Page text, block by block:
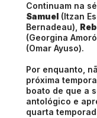
Continuam na
Samuel (Itzan
Bernadeau),
(Georgina
(Omar Ayuso).
Por enquanto,
próxima
boato de que a
antológico e
quarta